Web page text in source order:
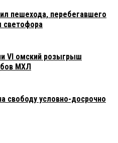
пешехода, перебегавшего
светофора
VI омский розыгрыш
МХЛ
условно-досрочно